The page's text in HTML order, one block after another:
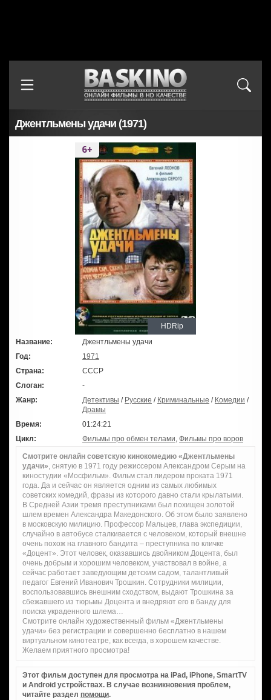
Джентльмены удачи (1971)
HDRip
Название:
Джентльмены удачи
Год:
1971
Страна:
СССР
Слоган:
-
Жанр:
Детективы / Русские / Криминальные / Комедии /
Драмы
Время:
01:24:21
Цикл:
Фильмы про обмен телами, Фильмы про воров
Смотрите онлайн советскую кинокомедию «Джентльмены
удачи», снятую в 1971 году режиссером Александром Серым на
киностудии «Мосфильм». Фильм стал лидером проката 1971
года. Да и сейчас он является одним из самых любимых
советских комедий, фразы из которого давно стали крылатыми.
В Средней Азии тремя преступниками был похищен золотой
шлем времен Александра Македонского. Об этом было заявлено
в московскую милицию. Профессор Мальцев, глава экспедиции,
случайно в автобусе сталкивается с человеком, который внешне
очень похож на главного бандита – преступника по кличке
«Доцент». Этот человек, оказавшись двойником Доцента, был
очень добрым и хорошим человеком, участвовал в войне, а
сейчас работает заведующим детским садом, талантливый
педагог Евгений Иванович Трошкин. Сотрудники милиции,
воспользовавшись внешним сходством, выдают Трошкина за
сбежавшего из тюрьмы Доцента и внедряют его в банду для
поиска украденного шлема…
Смотрите онлайн художественный фильм «Джентльмены
удачи» без регистрации и совершенно бесплатно в нашем
виртуальном кинотеатре, как всегда, в хорошем качестве.
Желаем приятного просмотра!
Этот фильм доступен для просмотра на iPad, iPhone, SmartTV
и Android устройствах. В случае возникновения проблем,
читайте раздел помощи.